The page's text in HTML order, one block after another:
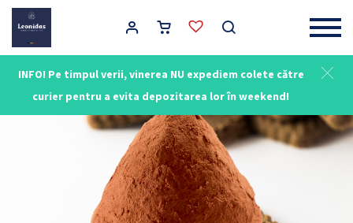
INFO! Pe timpul verii, vinerea NU expediem colete către
curier pentru a evita depozitarea lor în weekend!
Main Navigation